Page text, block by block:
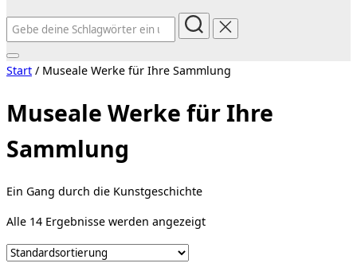
Suchen
nach:
Seitenleiste
&
umschalten
Start / Museale Werke für Ihre Sammlung
Museale Werke für Ihre
Sammlung
Ein Gang durch die Kunstgeschichte
Alle 14 Ergebnisse werden angezeigt